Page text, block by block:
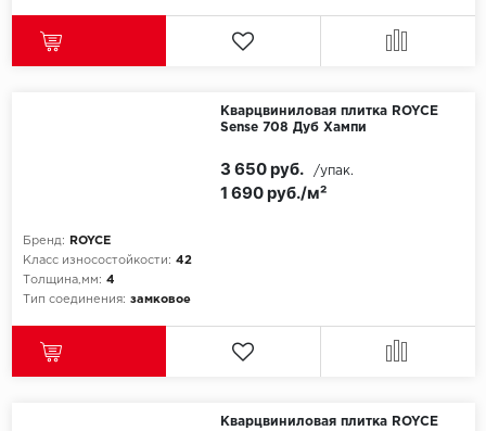
Кварцвиниловая плитка ROYCE
Sense 708 Дуб Хампи
Бренд:
ROYCE
Класс износостойкости: 42
Толщина,мм: 4
Тип соединения: замковое
1 690 руб./м²
3 650 руб. /упак.
Кварцвиниловая плитка ROYCE